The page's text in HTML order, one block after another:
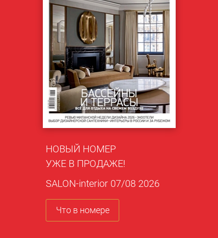
НОВЫЙ НОМЕР
УЖЕ В ПРОДАЖЕ!
SALON-interior 07/08 2026
Что в номере